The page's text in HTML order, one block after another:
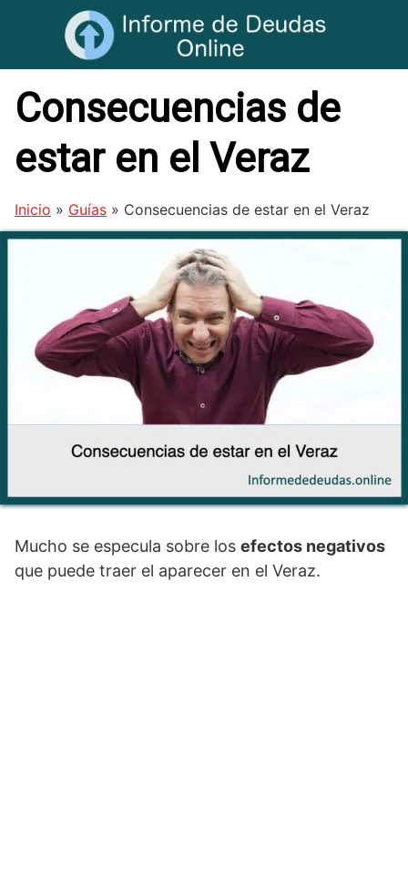
contenido
Consecuencias de
estar en el Veraz
Inicio » Guías » Consecuencias de estar en el Veraz
Mucho se especula sobre los efectos negativos
que puede traer el aparecer en el Veraz.